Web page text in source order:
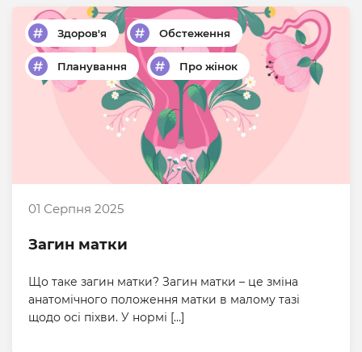
Здоров'я Обстеження
Планування Про жінок
01 Серпня 2025
Загин матки
Що таке загин матки? Загин матки – це зміна
анатомічного положення матки в малому тазі
щодо осі піхви. У нормі […]